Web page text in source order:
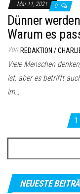
Mai 11, 2021 0
Dünner
Warum es
Von REDAKTION /
Viele Menschen
ist, aber es betrifft
im…
der
Beiträge
1
nach:
NEUESTE